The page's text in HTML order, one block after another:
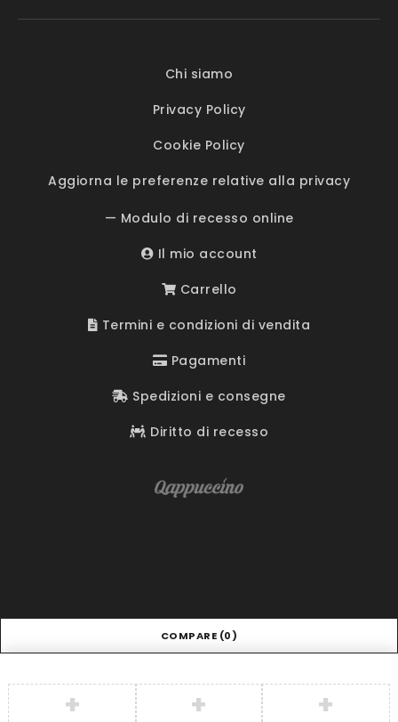
Chi siamo
Privacy Policy
Cookie Policy
Aggiorna le preferenze relative alla privacy
— Modulo di recesso online
Il mio account
Carrello
Termini e condizioni di vendita
Pagamenti
Spedizioni e consegne
Diritto di recesso
COMPARE (0)